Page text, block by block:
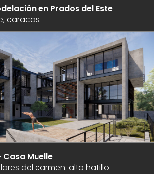
en Prados del Este
caracas.
Casa Muelle
del carmen. alto hatillo.